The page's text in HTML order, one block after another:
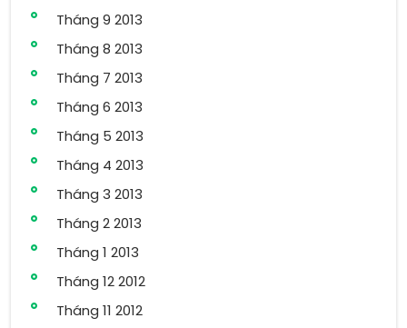
Tháng 9 2013
Tháng 8 2013
Tháng 7 2013
Tháng 6 2013
Tháng 5 2013
Tháng 4 2013
Tháng 3 2013
Tháng 2 2013
Tháng 1 2013
Tháng 12 2012
Tháng 11 2012